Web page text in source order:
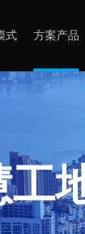
式 方案产品
工